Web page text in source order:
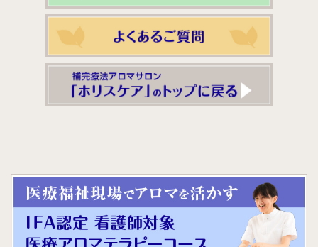
触れられることに抵抗感があったからと、「マッサージ=
痛い」という先入観からです。しかし、アロママッサージ
の場合、肌に直接つけるオイルでかなり摩擦が減り、『触
られている』という感じがほとんど気になりませんでし
ッサージ(期間にして3か月)という時間が早いかと思うか
も人それぞれだと思いますが・・・
アロママッサージを始めてからは、今まで抱えていたPMS
の症状(胸の張り、吐き気など)がかなり緩和されました。